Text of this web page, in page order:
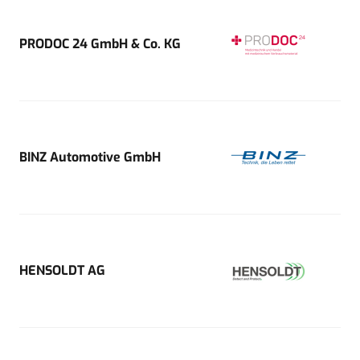
PRODOC 24 GmbH & Co. KG
BINZ Automotive GmbH
HENSOLDT AG